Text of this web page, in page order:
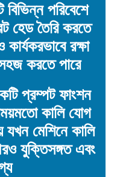
বিভিন্ন পরিবেশে
হেড তৈরি করতে
রক্ষা
করতে পারে
প্রম্পট ফাংশন
কালি যোগ
যখন মেশিনে কালি
যুক্তিসঙ্গত এবং